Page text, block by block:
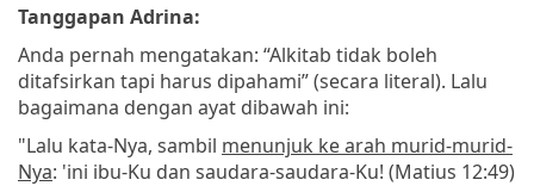
Tanggapan Adrina:
Anda pernah mengatakan: “Alkitab tidak boleh
ditafsirkan tapi harus dipahami” (secara literal). Lalu
bagaimana dengan ayat dibawah ini:
"Lalu kata-Nya, sambil menunjuk ke arah murid-murid-
Nya: 'ini ibu-Ku dan saudara-saudara-Ku! (Matius 12:49)